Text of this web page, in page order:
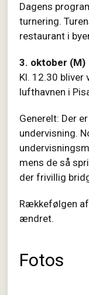
Dagens
turnering.
restaurant i
3. oktober (M)
Kl. 12.30 bliver
lufthavnen i
Generelt: Der
undervisning.
mens de så
der frivillig
Rækkefølgen
ændret.
Fotos